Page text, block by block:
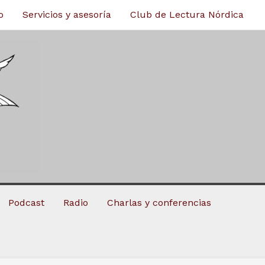
Servicios y asesoría Club de Lectura Nórdica
Podcast Radio Charlas y conferencias